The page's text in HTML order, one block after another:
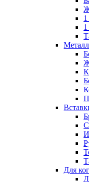
Металл
Для